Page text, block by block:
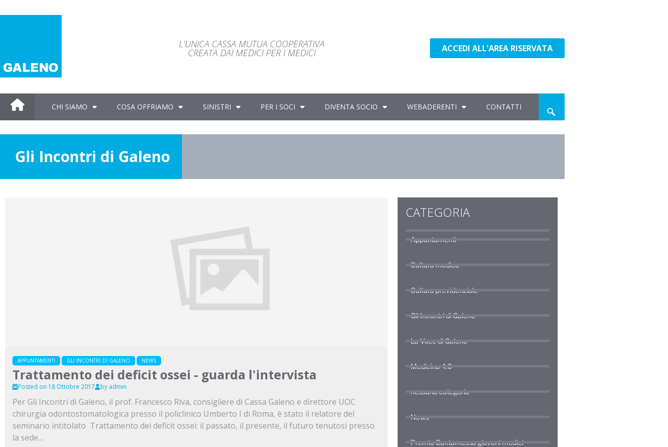
L'UNICA CASSA MUTUA COOPERATIVA
CREATA DAI MEDICI PER I MEDICI ACCEDI ALL'AREA RISERVATA
CHI SIAMO COSA OFFRIAMO SINISTRI PER I SOCI DIVENTA SOCIO WEBADERENTI CONTATTI
Gli Incontri di Galeno
APPUNTAMENTI GLI INCONTRI DI GALENO NEWS
Trattamento dei deficit ossei - guarda l'intervista
Posted on 18 Ottobre 2017 by admin
Per Gli Incontri di Galeno, il prof. Francesco Riva, consigliere di Cassa Galeno e direttore UOC
chirurgia odontostomatologica presso il policlinico Umberto I di Roma, è stato il relatore del
seminario intitolato Trattamento dei deficit ossei: il passato, il presente, il futuro tenutosi presso
la sede...
CATEGORIA
Appuntamenti
Cultura medica
Cultura previdenziale
Gli Incontri di Galeno
La Voce di Galeno
Medicina 4.0
nessuna categoria
News
Premio Cantamessa giovani medici